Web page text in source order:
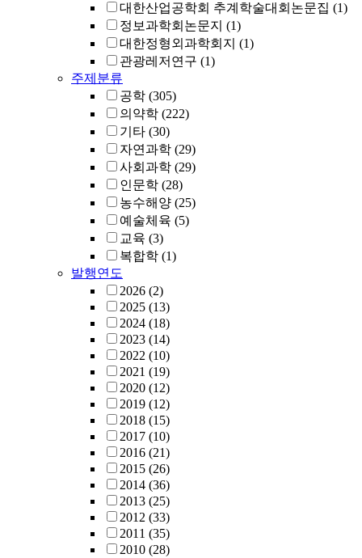
대한산업공학회 추계학술대회논문집 (1)
정보과학회논문지 (1)
대한정형외과학회지 (1)
관광레저연구 (1)
주제분류
공학 (305)
의약학 (222)
기타 (30)
자연과학 (29)
사회과학 (29)
인문학 (28)
농수해양 (25)
예술체육 (5)
교육 (3)
복합학 (1)
발행연도
2026 (2)
2025 (13)
2024 (18)
2023 (14)
2022 (10)
2021 (19)
2020 (12)
2019 (12)
2018 (15)
2017 (10)
2016 (21)
2015 (26)
2014 (36)
2013 (25)
2012 (33)
2011 (35)
2010 (28)